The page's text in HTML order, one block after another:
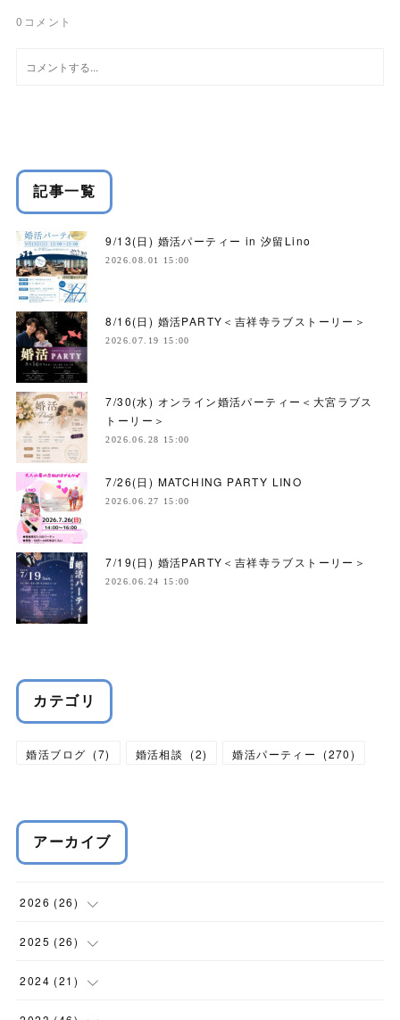
0 コメント
記事一覧
9/13(日) 婚活パーティー in 汐留Lino
2026.08.01 15:00
8/16(日) 婚活PARTY＜吉祥寺ラブストーリー＞
2026.07.19 15:00
7/30(水) オンライン婚活パーティー＜大宮ラブス
トーリー＞
2026.06.28 15:00
7/26(日) MATCHING PARTY LINO
2026.06.27 15:00
7/19(日) 婚活PARTY＜吉祥寺ラブストーリー＞
2026.06.24 15:00
カテゴリ
婚活ブログ (7) 婚活相談 (2) 婚活パーティー (270)
アーカイブ
2026 (26)
(1)
(1 )
(4)
2025 (26)
(2 )
(6)
2024 (21 )